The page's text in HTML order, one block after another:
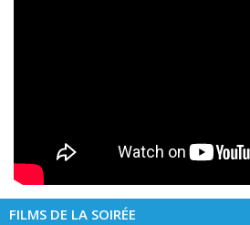
FILMS DE LA SOIRÉE